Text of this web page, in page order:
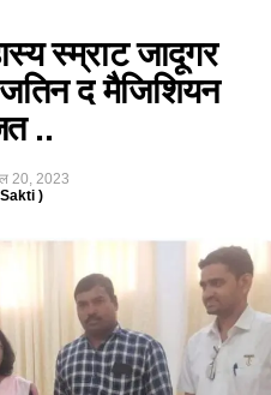
स्म्राट जादूगर
द मैजिशियन
..
20, 2023
)